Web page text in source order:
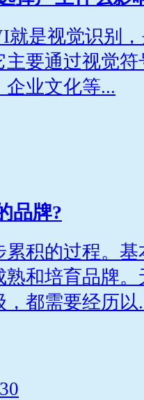
是视觉识别
要通过视觉
业文化等...
品牌?
积的过程。
和培育品牌
都需要经历以